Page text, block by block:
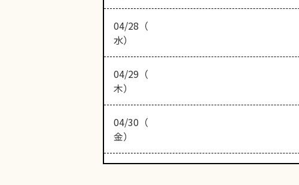
04/28（
水）
04/29（
木）
04/30（
金）